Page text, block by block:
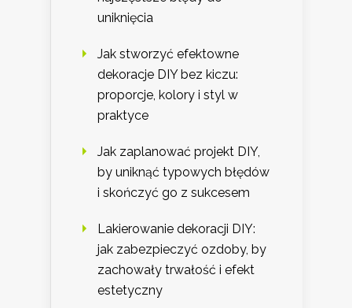
uniknięcia
Jak stworzyć efektowne
dekoracje DIY bez kiczu:
proporcje, kolory i styl w
praktyce
Jak zaplanować projekt DIY,
by uniknąć typowych błędów
i skończyć go z sukcesem
Lakierowanie dekoracji DIY:
jak zabezpieczyć ozdoby, by
zachowały trwałość i efekt
estetyczny